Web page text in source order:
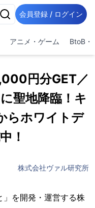
会員登録 / ログイン
アニメ・ゲーム BtoB・
円分GET／
聖地降臨！キ
らホワイトデ
！
株式会社ヴァル研究所
」を開発・運営する株